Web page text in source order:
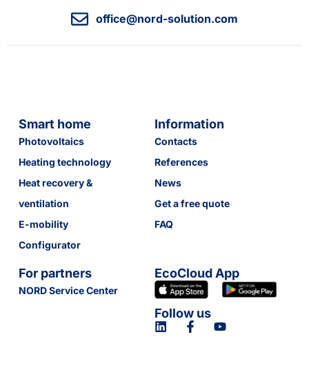
office@nord-solution.com
Smart home
Photovoltaics
Heating technology
Heat recovery &
ventilation
E-mobility
Configurator
Information
Contacts
References
News
Get a free quote
FAQ
For partners
NORD Service Center
EcoCloud App
Follow us